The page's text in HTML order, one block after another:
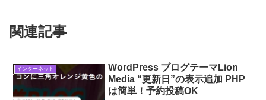
関連記事
インターネット
WordPress ブログテーマLion
Media “更新日”の表示追加 PHP
は簡単！予約投稿OK